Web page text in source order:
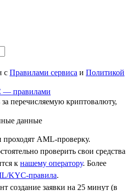
с Правилами сервиса и Политикой
— правилами
за перечисляемую криптовалюту,
данные
проходят AML-проверку.
проверить свои средства
к нашему оператору. Более
KYC-правила.
создание заявки на 25 минут (в